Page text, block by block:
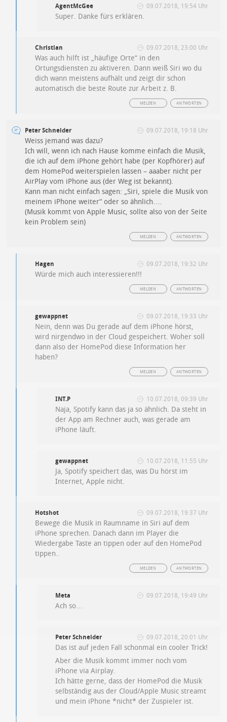
AgentMcGee 09.07.2018, 19:54 Uhr
Super. Danke fürs erklären.
Christian 09.07.2018, 23:00 Uhr
Was auch hilft ist „häufige Orte“ in den
Ortungsdiensten zu aktiveren. Dann weiß Siri wo du
dich wann meistens aufhält und zeigt dir schon
automatisch die beste Route zur Arbeit z. B.
ANTWORTEN
MELDEN
Peter Schneider 09.07.2018, 19:18 Uhr
Weiss jemand was dazu?
Ich will, wenn ich nach Hause komme einfach die Musik,
die ich auf dem iPhone gehört habe (per Kopfhörer) auf
dem HomePod weiterspielen lassen – aaaber nicht per
AirPlay vom iPhone aus (der Weg ist bekannt).
Kann man nicht einfach sagen: „Siri, spiele die Musik von
meinem iPhone weiter“ oder so ähnlich….
(Musik kommt von Apple Music, sollte also von der Seite
kein Problem sein)
ANTWORTEN
MELDEN
Hagen 09.07.2018, 19:32 Uhr
Würde mich auch interessieren!!!
ANTWORTEN
MELDEN
gewappnet 09.07.2018, 19:33 Uhr
Nein, denn was Du gerade auf dem iPhone hörst,
wird nirgendwo in der Cloud gespeichert. Woher soll
dann also der HomePod diese Information her
haben?
ANTWORTEN
MELDEN
INT.P 10.07.2018, 09:39 Uhr
Naja, Spotify kann das ja so ähnlich. Da steht in
der App am Rechner auch, was gerade am
iPhone läuft.
gewappnet 10.07.2018, 11:55 Uhr
Ja, Spotify speichert das, was Du hörst im
Internet, Apple nicht.
Hotshot 09.07.2018, 19:37 Uhr
Bewege die Musik in Raumname in Siri auf dem
iPhone sprechen. Danach dann im Player die
Wiedergabe Taste an tippen oder auf den HomePod
tippen..
ANTWORTEN
MELDEN
Meta 09.07.2018, 19:49 Uhr
Ach so…
Peter Schneider 09.07.2018, 20:01 Uhr
Das ist auf jeden Fall schonmal ein cooler Trick!
Aber die Musik kommt immer noch vom
iPhone via Airplay.
Ich hätte gerne, dass der HomePod die Musik
selbständig aus der Cloud/Apple Music streamt
und mein iPhone *nicht* der Zuspieler ist.